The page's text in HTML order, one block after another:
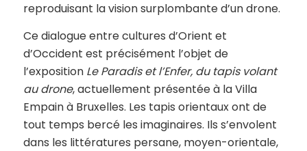
reproduisant la vision surplombante d’un drone.
Ce dialogue entre cultures d’Orient et
d’Occident est précisément l’objet de
l’exposition Le Paradis et l’Enfer, du tapis volant
au drone, actuellement présentée à la Villa
Empain à Bruxelles. Les tapis orientaux ont de
tout temps bercé les imaginaires. Ils s’envolent
dans les littératures persane, moyen-orientale,